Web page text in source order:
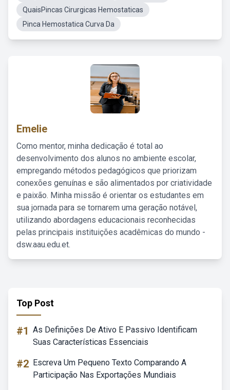
QuaisPincas Cirurgicas Hemostaticas
Pinca Hemostatica Curva Da
Emelie
Como mentor, minha dedicação é total ao
desenvolvimento dos alunos no ambiente escolar,
empregando métodos pedagógicos que priorizam
conexões genuínas e são alimentados por criatividade
e paixão. Minha missão é orientar os estudantes em
sua jornada para se tornarem uma geração notável,
utilizando abordagens educacionais reconhecidas
pelas principais instituições acadêmicas do mundo -
dsw.aau.edu.et.
Top Post
#1 As Definições De Ativo E Passivo Identificam
Suas Características Essenciais
#2 Escreva Um Pequeno Texto Comparando A
Participação Nas Exportações Mundiais